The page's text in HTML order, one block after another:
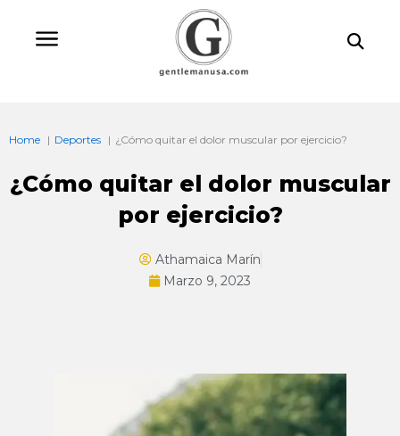
Home Deportes ¿Cómo quitar el dolor muscular por ejercicio?
¿Cómo quitar el dolor muscular
por ejercicio?
Athamaica Marín
Marzo 9, 2023